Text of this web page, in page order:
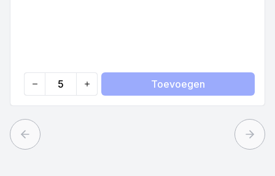
Quantity
Toevoegen
Previous slide Next